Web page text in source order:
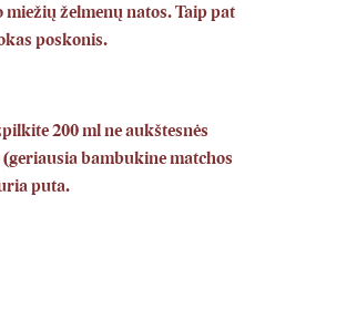
želmenų natos. Taip pat
poskonis.
200 ml ne aukštesnės
bambukine matchos
puta.